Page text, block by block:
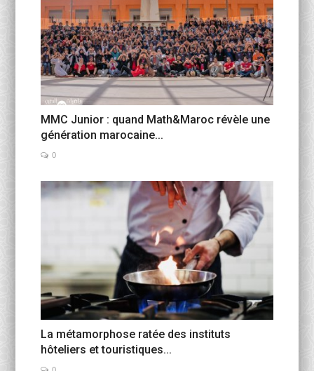
MMC Junior : quand Math&Maroc révèle une
génération marocaine...
0
La métamorphose ratée des instituts
hôteliers et touristiques...